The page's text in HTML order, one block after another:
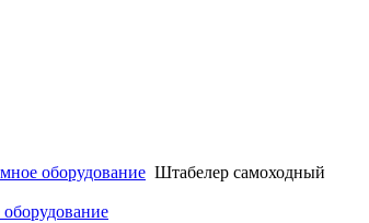
оборудование Штабелер самоходный